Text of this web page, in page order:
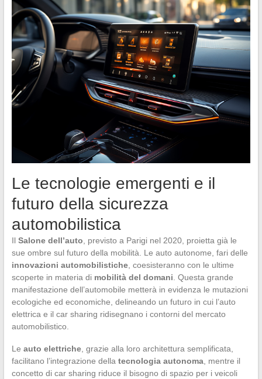
Le tecnologie emergenti e il
futuro della sicurezza
automobilistica
Il Salone dell’auto, previsto a Parigi nel 2020, proietta già le
sue ombre sul futuro della mobilità. Le auto autonome, fari delle
innovazioni automobilistiche, coesisteranno con le ultime
scoperte in materia di mobilità del domani. Questa grande
manifestazione dell’automobile metterà in evidenza le mutazioni
ecologiche ed economiche, delineando un futuro in cui l’auto
elettrica e il car sharing ridisegnano i contorni del mercato
automobilistico.
Le auto elettriche, grazie alla loro architettura semplificata,
facilitano l’integrazione della tecnologia autonoma, mentre il
concetto di car sharing riduce il bisogno di spazio per i veicoli